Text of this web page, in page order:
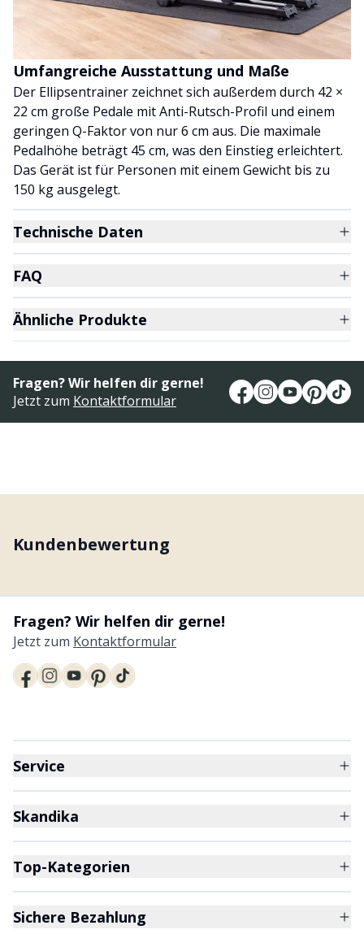
Umfangreiche Ausstattung und Maße
Der Ellipsentrainer zeichnet sich außerdem durch 42 ×
22 cm große Pedale mit Anti-Rutsch-Profil und einem
geringen Q-Faktor von nur 6 cm aus. Die maximale
Pedalhöhe beträgt 45 cm, was den Einstieg erleichtert.
Das Gerät ist für Personen mit einem Gewicht bis zu
150 kg ausgelegt.
Technische Daten
FAQ
Ähnliche Produkte
Fragen? Wir helfen dir gerne!
Jetzt zum Kontaktformular
Kundenbewertung
Fragen? Wir helfen dir gerne!
Jetzt zum Kontaktformular
Service
Skandika
Top-Kategorien
Sichere Bezahlung